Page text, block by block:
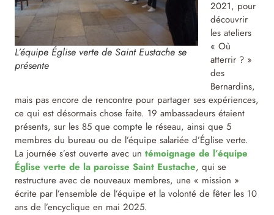
L’équipe Église verte de Saint Eustache se
présente
2021, pour
découvrir
les ateliers
« Où
atterrir ? »
des
Bernardins,
mais pas encore de rencontre pour partager ses expériences,
ce qui est désormais chose faite. 19 ambassadeurs étaient
présents, sur les 85 que compte le réseau, ainsi que 5
membres du bureau ou de l’équipe salariée d’Église verte.
La journée s’est ouverte avec untémoignage de l’équipe
Église verte de la paroisse Saint Eustache, qui se
restructure avec de nouveaux membres, une « mission »
écrite par l’ensemble de l’équipe et la volonté de fêter les 10
ans de l’encyclique en mai 2025.